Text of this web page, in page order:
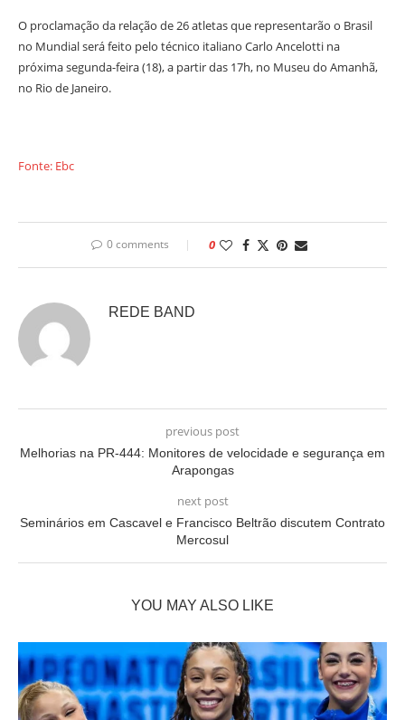
O proclamação da relação de 26 atletas que representarão o Brasil
no Mundial será feito pelo técnico italiano Carlo Ancelotti na
próxima segunda-feira (18), a partir das 17h, no Museu do Amanhã,
no Rio de Janeiro.
Fonte: Ebc
0 comments 0
REDE BAND
previous post
Melhorias na PR-444: Monitores de velocidade e segurança em
Arapongas
next post
Seminários em Cascavel e Francisco Beltrão discutem Contrato
Mercosul
YOU MAY ALSO LIKE